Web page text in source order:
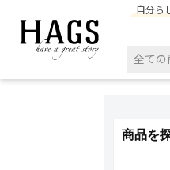
自分ら
全ての
商品を